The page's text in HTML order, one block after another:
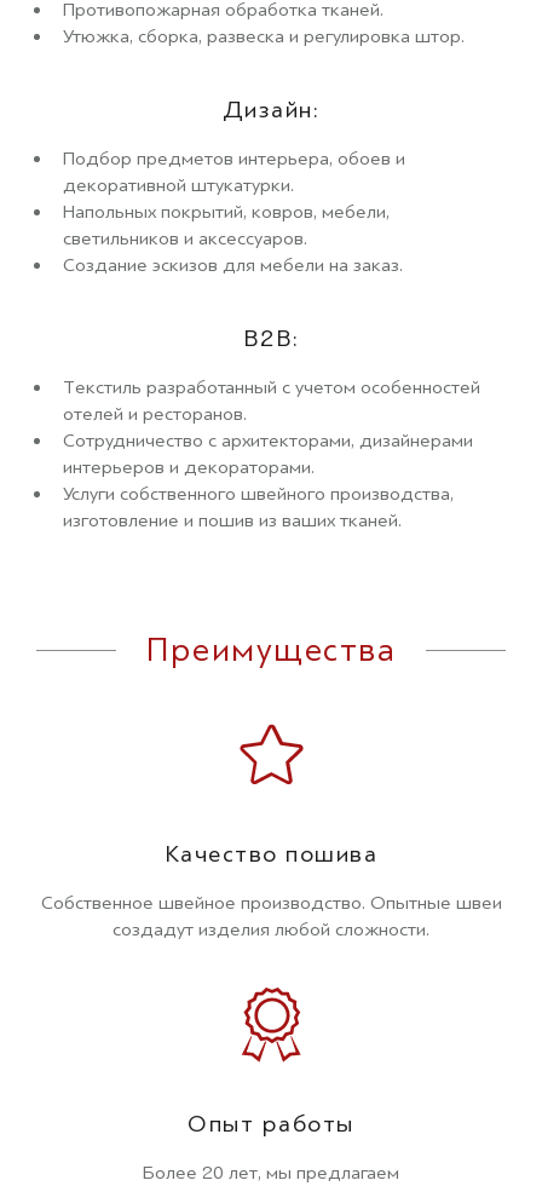
Противопожарная обработка тканей.
Утюжка, сборка, развеска и регулировка штор.
Дизайн:
Подбор предметов интерьера, обоев и
декоративной штукатурки.
Напольных покрытий, ковров, мебели,
светильников и аксессуаров.
Создание эскизов для мебели на заказ.
B2B:
Текстиль разработанный с учетом особенностей
отелей и ресторанов.
Сотрудничество с архитекторами, дизайнерами
интерьеров и декораторами.
Услуги собственного швейного производства,
изготовление и пошив из ваших тканей.
Преимущества
Качество пошива
Собственное швейное производство. Опытные швеи
создадут изделия любой сложности.
Опыт работы
Более 20 лет, мы предлагаем